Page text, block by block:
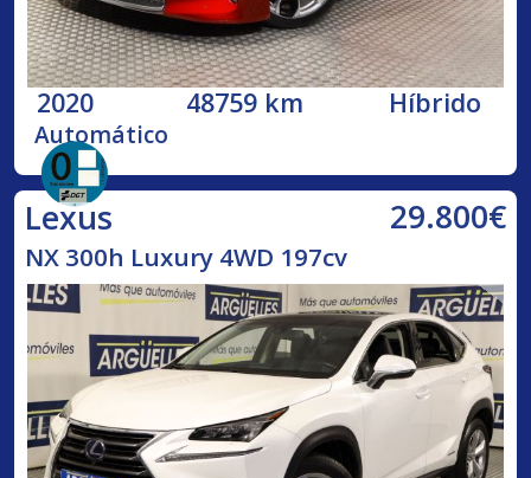
2020 48759 km Híbrido
Automático
Lexus 29.800€
NX 300h Luxury 4WD 197cv